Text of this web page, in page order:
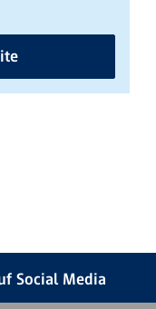
Social Media